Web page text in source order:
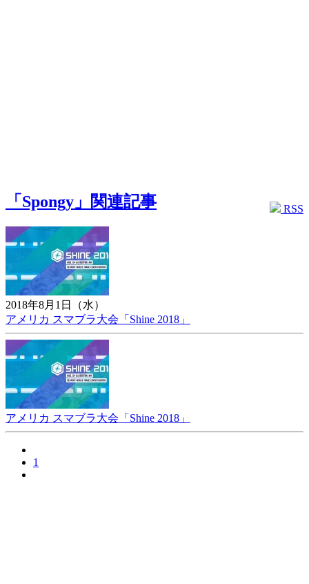
RSS
「Spongy」関連記事
2018年8月1日（水）
アメリカ スマブラ大会「Shine 2018」
アメリカ スマブラ大会「Shine 2018」
1